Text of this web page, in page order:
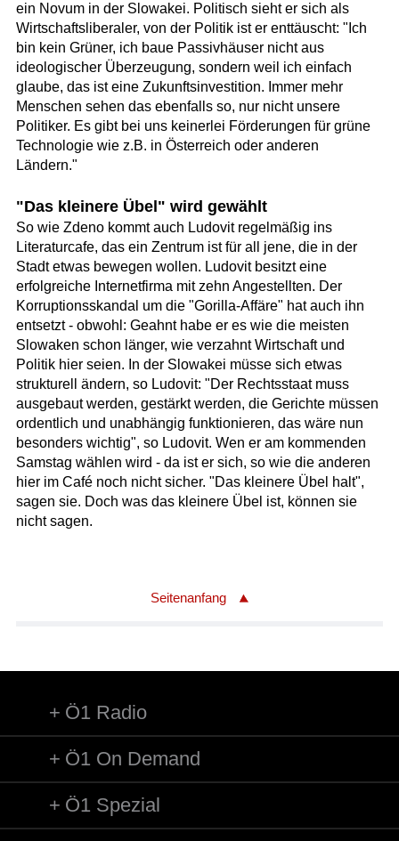
ein Novum in der Slowakei. Politisch sieht er sich als
Wirtschaftsliberaler, von der Politik ist er enttäuscht: "Ich
bin kein Grüner, ich baue Passivhäuser nicht aus
ideologischer Überzeugung, sondern weil ich einfach
glaube, das ist eine Zukunftsinvestition. Immer mehr
Menschen sehen das ebenfalls so, nur nicht unsere
Politiker. Es gibt bei uns keinerlei Förderungen für grüne
Technologie wie z.B. in Österreich oder anderen
Ländern."
"Das kleinere Übel" wird gewählt
So wie Zdeno kommt auch Ludovit regelmäßig ins
Literaturcafe, das ein Zentrum ist für all jene, die in der
Stadt etwas bewegen wollen. Ludovit besitzt eine
erfolgreiche Internetfirma mit zehn Angestellten. Der
Korruptionsskandal um die "Gorilla-Affäre" hat auch ihn
entsetzt - obwohl: Geahnt habe er es wie die meisten
Slowaken schon länger, wie verzahnt Wirtschaft und
Politik hier seien. In der Slowakei müsse sich etwas
strukturell ändern, so Ludovit: "Der Rechtsstaat muss
ausgebaut werden, gestärkt werden, die Gerichte müssen
ordentlich und unabhängig funktionieren, das wäre nun
besonders wichtig", so Ludovit. Wen er am kommenden
Samstag wählen wird - da ist er sich, so wie die anderen
hier im Café noch nicht sicher. "Das kleinere Übel halt",
sagen sie. Doch was das kleinere Übel ist, können sie
nicht sagen.
Seitenanfang
Ö1 Radio
Ö1 On Demand
Ö1 Spezial